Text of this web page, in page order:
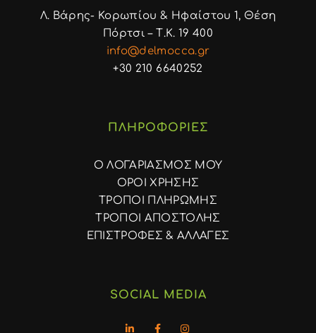
Λ. Βάρης- Κορωπίου & Ηφαίστου 1, Θέση
Πόρτσι – Τ.Κ. 19 400
info@delmocca.gr
+30 210 6640252
ΠΛΗΡΟΦΟΡΙΕΣ
Ο ΛΟΓΑΡΙΑΣΜΟΣ ΜΟΥ
ΟΡΟΙ ΧΡΗΣΗΣ
ΤΡΟΠΟΙ ΠΛΗΡΩΜΗΣ
ΤΡΟΠΟΙ ΑΠΟΣΤΟΛΗΣ
ΕΠΙΣΤΡΟΦΕΣ & ΑΛΛΑΓΕΣ
SOCIAL MEDIA